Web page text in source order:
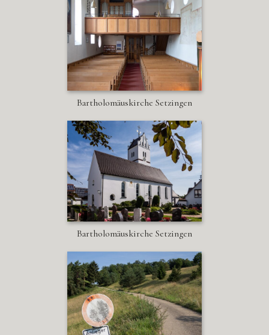
Bartholomäuskirche Setzingen
Bartholomäuskirche Setzingen